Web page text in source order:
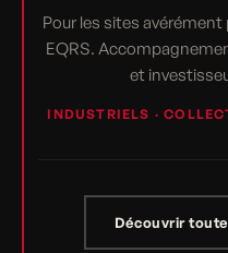
Pour les sites avérément
EQRS.
et
INDUSTRIELS ·
Découvrir